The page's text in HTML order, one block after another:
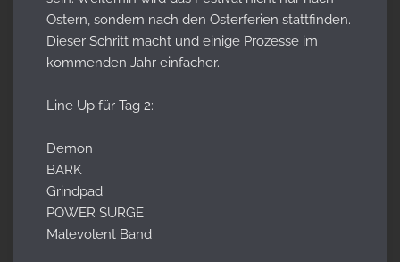
Ostern, sondern nach den Osterferien stattfinden.
Dieser Schritt macht und einige Prozesse im
kommenden Jahr einfacher.
Line Up für Tag 2:
Demon
BARK
Grindpad
POWER SURGE
Malevolent Band